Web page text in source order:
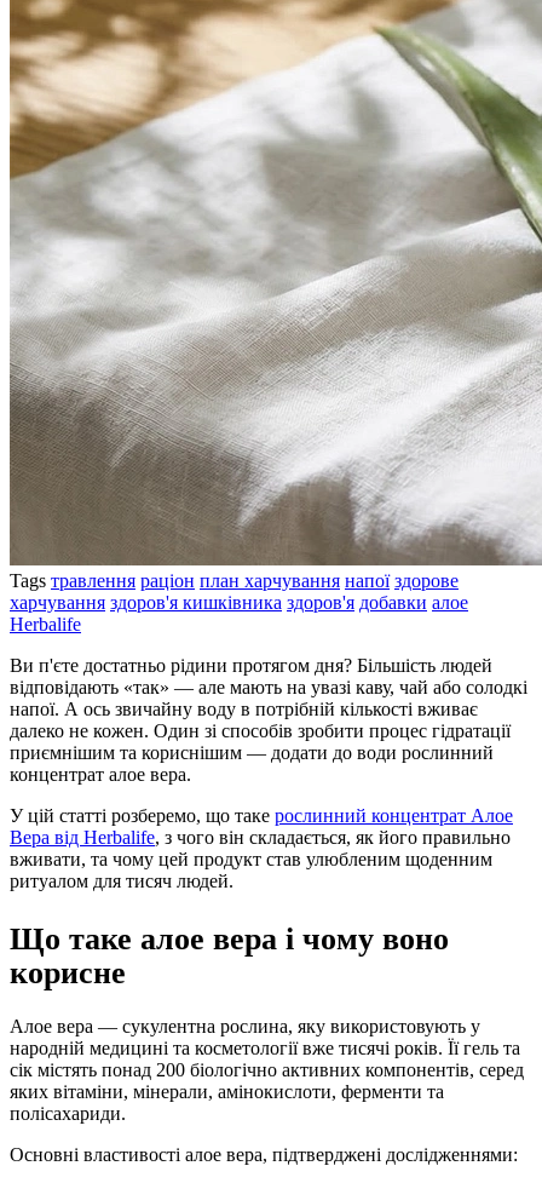
Tags травлення раціон план харчування напої здорове
харчування здоров'я кишківника здоров'я добавки алое
Herbalife
Ви п'єте достатньо рідини протягом дня? Більшість людей
відповідають «так» — але мають на увазі каву, чай або солодкі
напої. А ось звичайну воду в потрібній кількості вживає
далеко не кожен. Один зі способів зробити процес гідратації
приємнішим та кориснішим — додати до води рослинний
концентрат алое вера.
У цій статті розберемо, що таке рослинний концентрат Алое
Вера від Herbalife, з чого він складається, як його правильно
вживати, та чому цей продукт став улюбленим щоденним
ритуалом для тисяч людей.
Що таке алое вера і чому воно
корисне
Алое вера — сукулентна рослина, яку використовують у
народній медицині та косметології вже тисячі років. Її гель та
сік містять понад 200 біологічно активних компонентів, серед
яких вітаміни, мінерали, амінокислоти, ферменти та
полісахариди.
Основні властивості алое вера, підтверджені дослідженнями: